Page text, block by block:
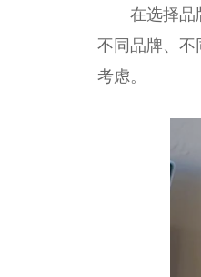
在选择品
不同品牌、不
考虑。